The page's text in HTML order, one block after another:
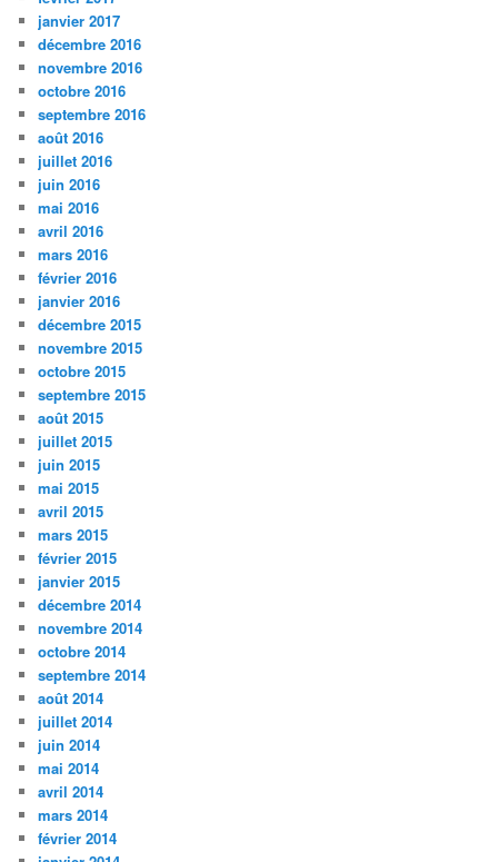
janvier 2017
décembre 2016
novembre 2016
octobre 2016
septembre 2016
août 2016
juillet 2016
juin 2016
mai 2016
avril 2016
mars 2016
février 2016
janvier 2016
décembre 2015
novembre 2015
octobre 2015
septembre 2015
août 2015
juillet 2015
juin 2015
mai 2015
avril 2015
mars 2015
février 2015
janvier 2015
décembre 2014
novembre 2014
octobre 2014
septembre 2014
août 2014
juillet 2014
juin 2014
mai 2014
avril 2014
mars 2014
février 2014